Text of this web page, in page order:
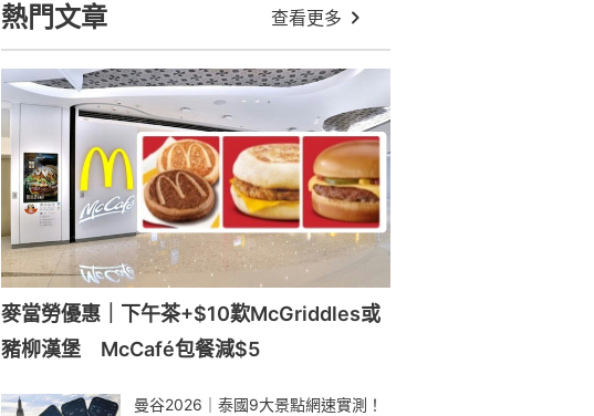
熱門文章 查看更多
麥當勞優惠｜下午茶+$10歎McGriddles或
豬柳漢堡 McCafé包餐減$5
曼谷2026｜泰國9大景點網速實測！